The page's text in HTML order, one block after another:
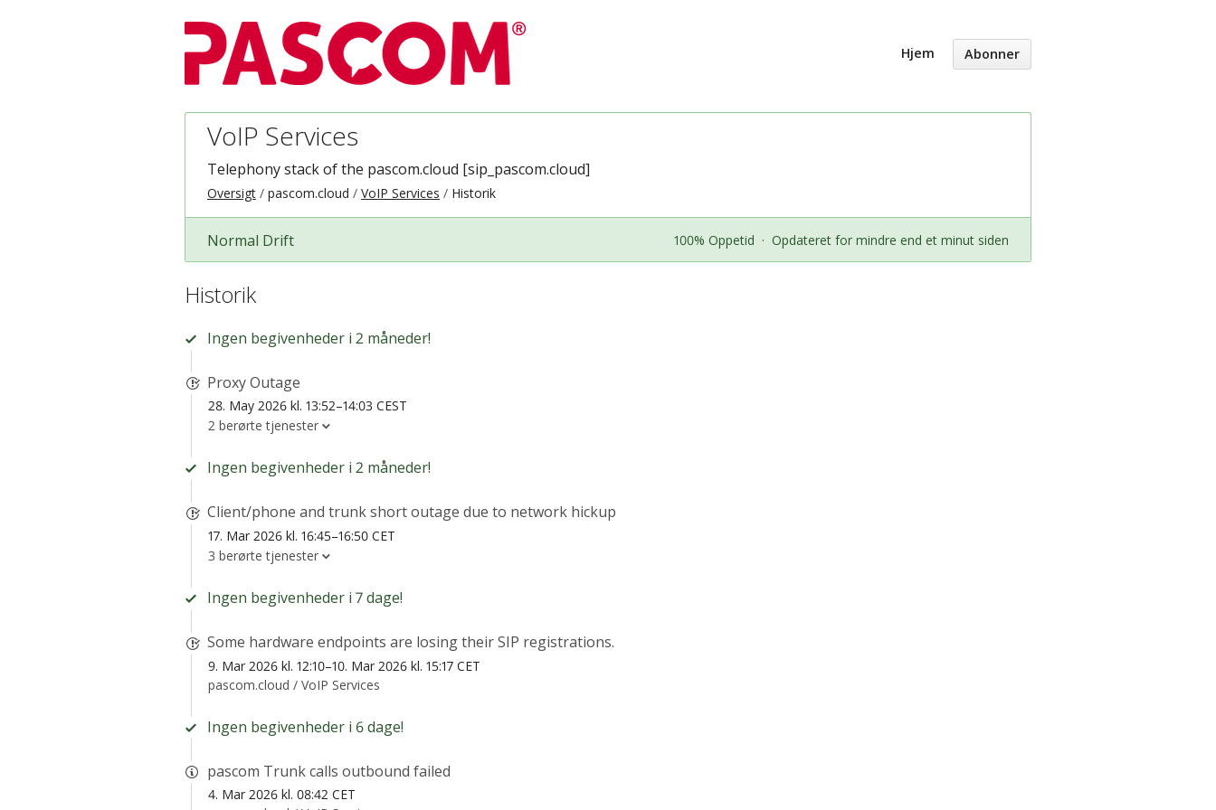
Hjem Abonner
VoIP Services
Telephony stack of the pascom.cloud [sip_pascom.cloud]
Oversigt pascom.cloud VoIP Services Historik
Normal Drift 100% Oppetid · Opdateret for mindre end et minut siden
Historik
Ingen begivenheder i 2 måneder!
Proxy Outage
28. May 2026 kl. 13:52–14:03 CEST
2 berørte tjenester
Ingen begivenheder i 2 måneder!
Client/phone and trunk short outage due to network hickup
17. Mar 2026 kl. 16:45–16:50 CET
3 berørte tjenester
Ingen begivenheder i 7 dage!
Some hardware endpoints are losing their SIP registrations.
9. Mar 2026 kl. 12:10–10. Mar 2026 kl. 15:17 CET
pascom.cloud / VoIP Services
Ingen begivenheder i 6 dage!
pascom Trunk calls outbound failed
4. Mar 2026 kl. 08:42 CET